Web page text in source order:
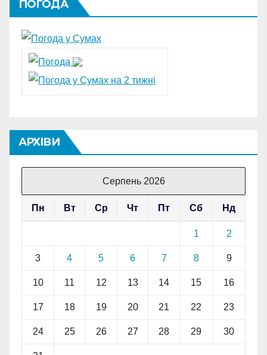
ПОГОДА
АРХІВИ
Серпень 2026
Пн Вт Ср Чт Пт Сб Нд
1 2
3 4 5 6 7 8 9
10 11 12 13 14 15 16
17 18 19 20 21 22 23
24 25 26 27 28 29 30